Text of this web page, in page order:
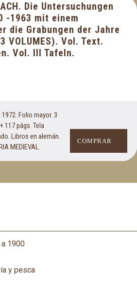
Die Untersuchungen
-1963 mit einem
die Grabungen der Jahre
VOLUMES). Vol. Text.
Vol. III Tafeln.
Folio mayor. 3
117 págs. Tela
Libros en alemán.
MEDIEVAL.
COMPRAR
1900
y pesca